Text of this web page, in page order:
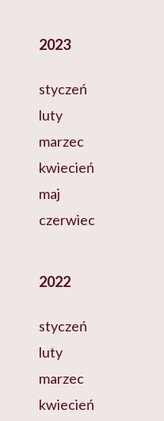
2023
styczeń
luty
marzec
kwiecień
maj
czerwiec
2022
styczeń
luty
marzec
kwiecień